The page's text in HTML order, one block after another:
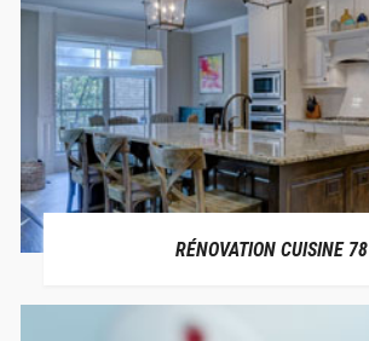
RÉNOVATION CUISINE 78